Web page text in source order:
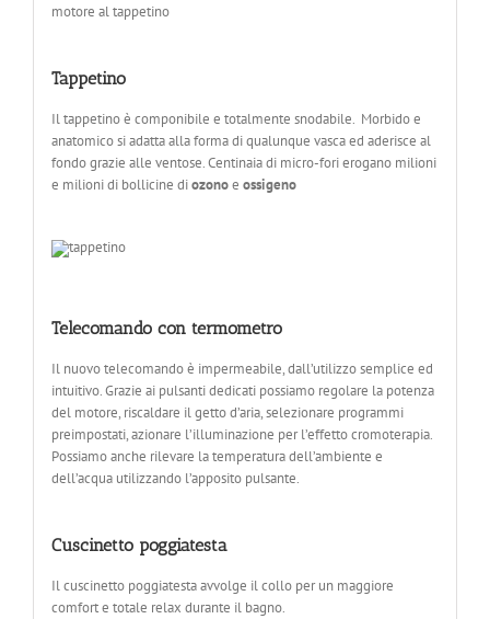
motore al tappetino
Tappetino
Il tappetino è componibile e totalmente snodabile. Morbido e
anatomico si adatta alla forma di qualunque vasca ed aderisce al
fondo grazie alle ventose. Centinaia di micro-fori erogano milioni
e milioni di bollicine diozonoe ossigeno
Telecomando con termometro
Il nuovo telecomando è impermeabile, dall’utilizzo semplice ed
intuitivo. Grazie ai pulsanti dedicati possiamo regolare la potenza
del motore, riscaldare il getto d’aria, selezionare programmi
preimpostati, azionare l’illuminazione per l’effetto cromoterapia.
Possiamo anche rilevare la temperatura dell’ambiente e
dell’acqua utilizzando l’apposito pulsante.
Cuscinetto poggiatesta
Il cuscinetto poggiatesta avvolge il collo per un maggiore
comfort e totale relax durante il bagno.